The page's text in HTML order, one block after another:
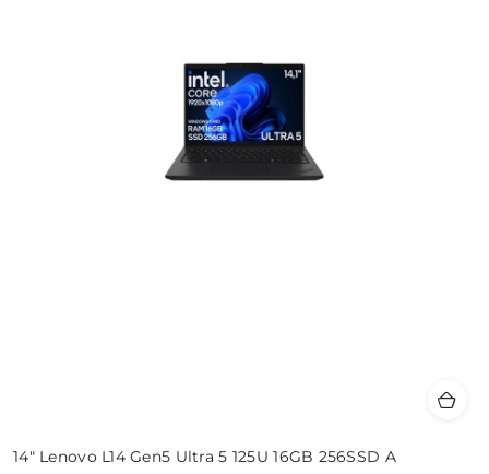
14" Lenovo L14 Gen5 Ultra 5 125U 16GB 256SSD A